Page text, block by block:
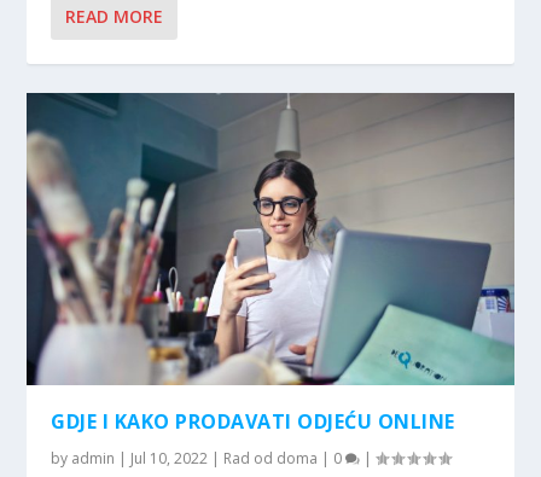
READ MORE
GDJE I KAKO PRODAVATI ODJEĆU ONLINE
by admin | Jul 10, 2022 | Rad od doma | 0 |